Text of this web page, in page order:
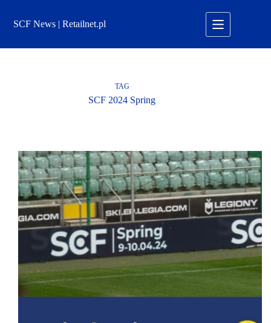
treściSCF News | Retailnet.pl
TAG
SCF 2024 Spring